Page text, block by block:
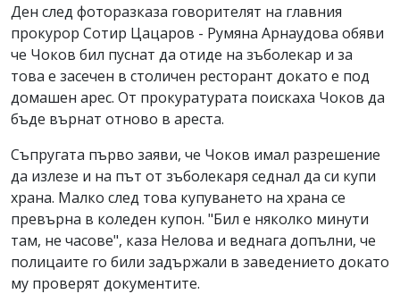
Ден след фоторазказа говорителят на главния
прокурор Сотир Цацаров - Румяна Арнаудова обяви
че Чоков бил пуснат да отиде на зъболекар и за
това е засечен в столичен ресторант докато е под
домашен арес. От прокуратурата поискаха Чоков да
бъде върнат отново в ареста.
Съпругата първо заяви, че Чоков имал разрешение
да излезе и на път от зъболекаря седнал да си купи
храна. Малко след това купуването на храна се
превърна в коледен купон. "Бил е няколко минути
там, не часове", каза Нелова и веднага допълни, че
полицаите го били задържали в заведението докато
му проверят документите.